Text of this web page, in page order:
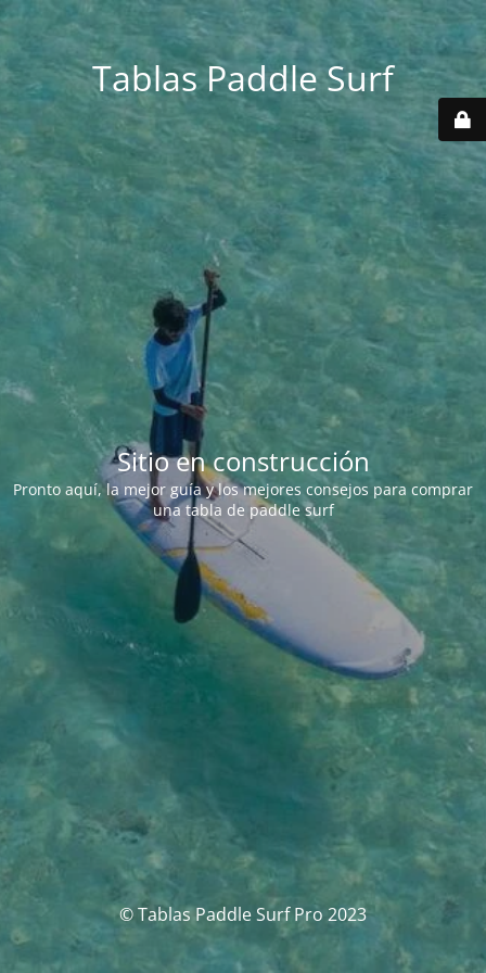
Tablas Paddle Surf
Sitio en construcción
Pronto aquí, la mejor guía y los mejores consejos para comprar
una tabla de paddle surf
© Tablas Paddle Surf Pro 2023